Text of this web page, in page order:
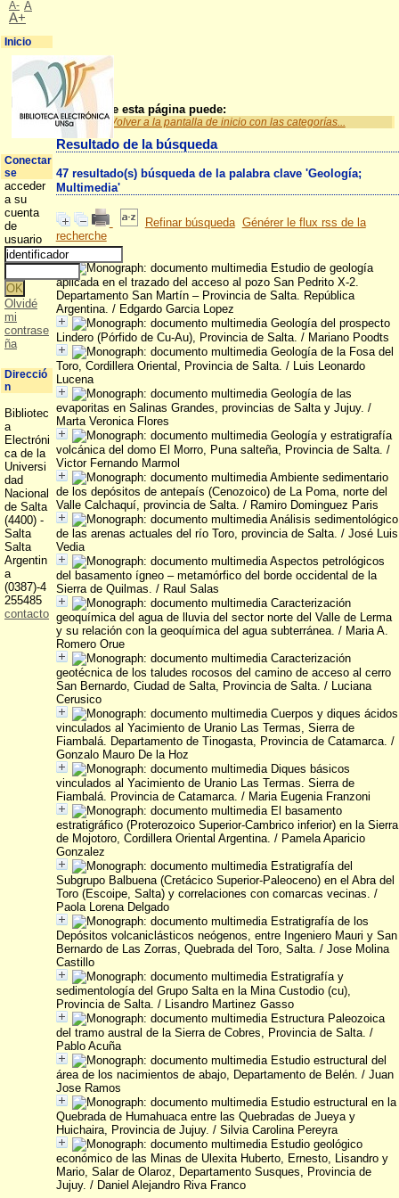
A partir de esta página puede:
Volver a la pantalla de inicio con las categorías...
Resultado de la búsqueda
47 resultado(s) búsqueda de la palabra clave 'Geología;
Multimedia'
Refinar búsqueda Générer le flux rss de la
recherche
Estudio de geología
aplicada en el trazado del acceso al pozo San Pedrito X-2.
Departamento San Martín – Provincia de Salta. República
Argentina. / Edgardo Garcia Lopez
Geología del prospecto
Lindero (Pórfido de Cu-Au), Provincia de Salta. / Mariano Poodts
Geología de la Fosa del
Toro, Cordillera Oriental, Provincia de Salta. / Luis Leonardo
Lucena
Geología de las
evaporitas en Salinas Grandes, provincias de Salta y Jujuy. /
Marta Veronica Flores
Geología y estratigrafía
volcánica del domo El Morro, Puna salteña, Provincia de Salta. /
Victor Fernando Marmol
Ambiente sedimentario
de los depósitos de antepaís (Cenozoico) de La Poma, norte del
Valle Calchaquí, provincia de Salta. / Ramiro Dominguez Paris
Análisis sedimentológico
de las arenas actuales del río Toro, provincia de Salta. / José Luis
Vedia
Aspectos petrológicos
del basamento ígneo – metamórfico del borde occidental de la
Sierra de Quilmas. / Raul Salas
Caracterización
geoquímica del agua de lluvia del sector norte del Valle de Lerma
y su relación con la geoquímica del agua subterránea. / Maria A.
Romero Orue
Caracterización
geotécnica de los taludes rocosos del camino de acceso al cerro
San Bernardo, Ciudad de Salta, Provincia de Salta. / Luciana
Cerusico
Cuerpos y diques ácidos
vinculados al Yacimiento de Uranio Las Termas, Sierra de
Fiambalá. Departamento de Tinogasta, Provincia de Catamarca. /
Gonzalo Mauro De la Hoz
Diques básicos
vinculados al Yacimiento de Uranio Las Termas. Sierra de
Fiambalá. Provincia de Catamarca. / Maria Eugenia Franzoni
El basamento
estratigráfico (Proterozoico Superior-Cambrico inferior) en la Sierra
de Mojotoro, Cordillera Oriental Argentina. / Pamela Aparicio
Gonzalez
Estratigrafía del
Subgrupo Balbuena (Cretácico Superior-Paleoceno) en el Abra del
Toro (Escoipe, Salta) y correlaciones con comarcas vecinas. /
Paola Lorena Delgado
Estratigrafía de los
Depósitos volcaniclásticos neógenos, entre Ingeniero Mauri y San
Bernardo de Las Zorras, Quebrada del Toro, Salta. / Jose Molina
Castillo
Estratigrafía y
sedimentología del Grupo Salta en la Mina Custodio (cu),
Provincia de Salta. / Lisandro Martinez Gasso
Estructura Paleozoica
del tramo austral de la Sierra de Cobres, Provincia de Salta. /
Pablo Acuña
Estudio estructural del
área de los nacimientos de abajo, Departamento de Belén. / Juan
Jose Ramos
Estudio estructural en la
Quebrada de Humahuaca entre las Quebradas de Jueya y
Huichaira, Provincia de Jujuy. / Silvia Carolina Pereyra
Estudio geológico
económico de las Minas de Ulexita Huberto, Ernesto, Lisandro y
Mario, Salar de Olaroz, Departamento Susques, Provincia de
Jujuy. / Daniel Alejandro Riva Franco
A- A
A+
Inicio
Conectar
se
acceder
a su
cuenta
de
usuario
Olvidé
mi
contrase
ña
Direcció
n
Bibliotec
a
Electróni
ca de la
Universi
dad
Nacional
de Salta
(4400) -
Salta
Salta
Argentin
a
(0387)-4
255485
contacto